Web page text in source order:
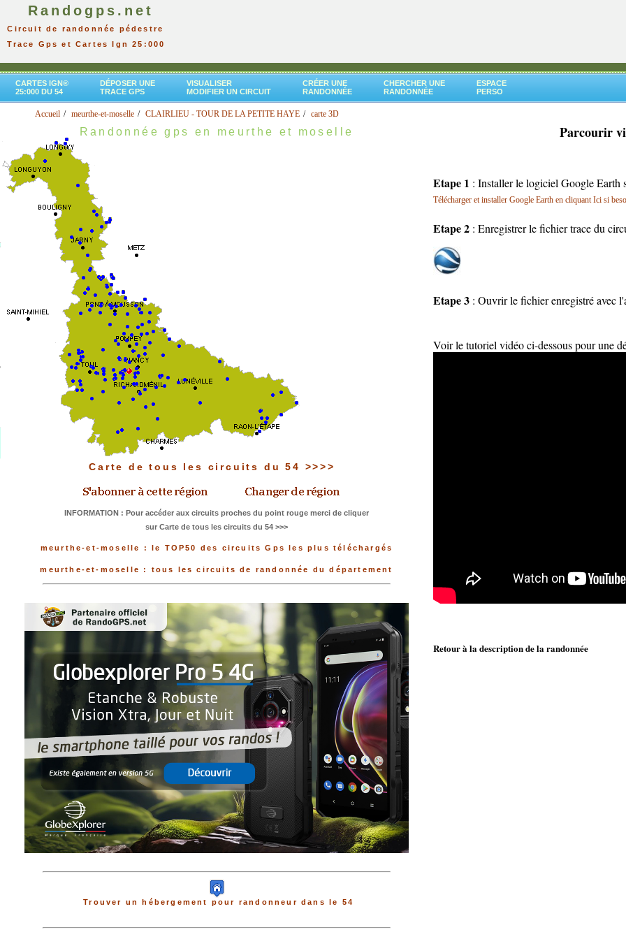
Randogps.net
Circuit de randonnée pédestre
Trace Gps et Cartes Ign 25:000
CARTES IGN®
25:000 DU 54
DÉPOSER UNE
TRACE GPS
VISUALISER
MODIFIER UN CIRCUIT
CRÉER UNE
RANDONNÉE
CHERCHER UNE
RANDONNÉE
ESPACE
PERSO
Accueil meurthe-et-moselle CLAIRLIEU - TOUR DE LA PETITE HAYE carte 3D
Randonnée gps en meurthe et moselle
Carte de tous les circuits du 54 >>>>
INFORMATION : Pour accéder aux circuits proches du point rouge merci de cliquer
sur Carte de tous les circuits du 54 >>>
meurthe-et-moselle : le TOP50 des circuits Gps les plus téléchargés
meurthe-et-moselle : tous les circuits de randonnée du département
Trouver un hébergement pour randonneur dans le 54
Parcourir
Etape 1 : Installer le logiciel Google Earth
Télécharger et installer Google Earth en cliquant Ici si
Etape 2 : Enregistrer le fichier trace du
Etape 3 : Ouvrir le fichier enregistré avec
Voir le tutoriel vidéo ci-dessous pour une
Retour à la description de la randonnée